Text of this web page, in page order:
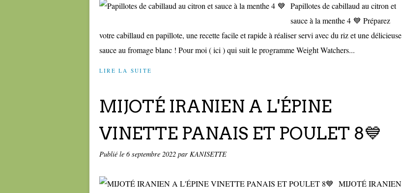
Papillotes de cabillaud au citron et
sauce à la menthe 4 💙 Préparez
votre cabillaud en papillote, une recette facile et rapide à réaliser servi avec du riz et une délicieuse
sauce au fromage blanc ! Pour moi ( ici ) qui suit le programme Weight Watchers...
LIRE LA SUITE
MIJOTÉ IRANIEN A L'ÉPINE
VINETTE PANAIS ET POULET 8💙
Publié le 6 septembre 2022 par KANISETTE
MIJOTÉ IRANIEN